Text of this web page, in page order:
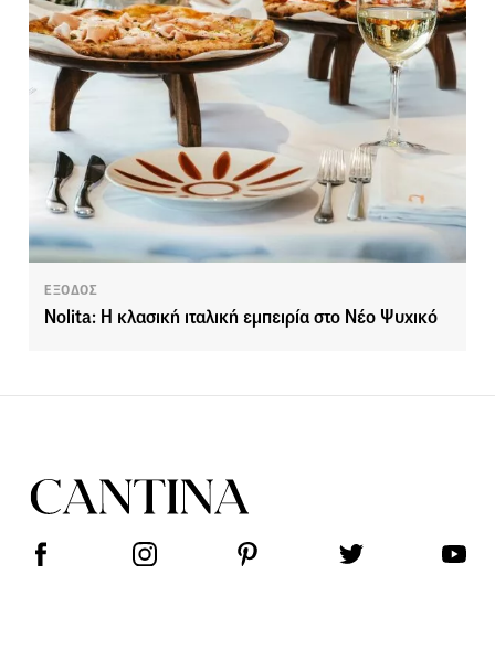
ΕΞΟΔΟΣ
Nolita: H κλασική ιταλική εμπειρία στο Νέο Ψυχικό